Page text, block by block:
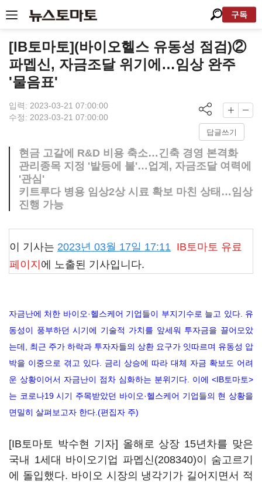
구독
[IB토마토](바이오헬스 유동성 점검)②
파멥신, 자금조달 위기에…임상 완주
'물음표'
입력: 2023-03-21 07:00:00
수정: 2023-03-21 07:00:00
답글쓰기
현금 고갈에 R&D 비용 축소…긴축 경영 본격화
관리종목 지정 '발등에 불'…업계, 자금조달 여력에
'관심'
키트루다 병용 임상2상 시료 확보 마친 상태…임상
진행 가능
이 기사는 2023년 03월 17일 17:11 IB토마토 유료
페이지 에 노출된 기사입니다.
자금난에 처한 바이오·헬스케어 기업들이 부지기수로 늘고 있다. 유
동성이 풍부하던 시기에 기술적 가치를 앞세워 투자금을 끌어모았
는데, 최근 주가 하락과 투자자들의 상환 요구가 잇따르며 유동성 압
박을 이중으로 겪고 있다. 금리 상승에 따라 대체 자금 확보도 어려
운 상황이어서 자금난이 점차 심화하는 분위기다. 이에 <IB토마토>
는 코로나19 시기 주목받았던 바이오·헬스케어 기업들의 현 상황을
면밀히 살펴보고자 한다.(편집자 주)
[IB토마토 박수현 기자] 올해로 상장 15년차를 맞은
국내 1세대 바이오기업 파멥신(208340)이 숨고르기
에 돌입했다. 바이오 시장의 냉각기가 길어지면서 적